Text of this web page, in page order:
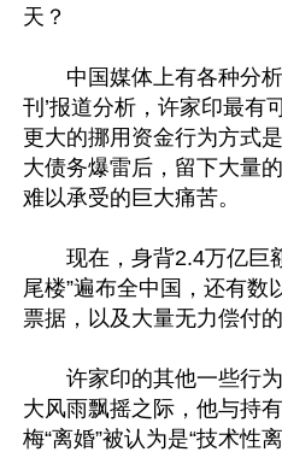
天？
中国媒体上有各种分析
刊’报道分析，许家印最有
更大的挪用资金行为方式
大债务爆雷后，留下大量
难以承受的巨大痛苦。
现在，身背2.4万亿巨
尾楼”遍布全中国，还有数
票据，以及大量无力偿付
许家印的其他一些行为
大风雨飘摇之际，他与持
梅“离婚”被认为是“技术性